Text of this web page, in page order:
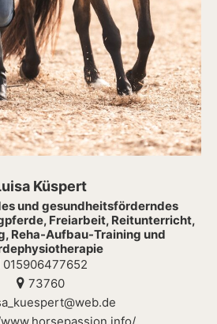
Küspert
und gesundheitsförderndes
Freiarbeit, Reitunterricht,
Reha-Aufbau-Training und
015906477652
73760